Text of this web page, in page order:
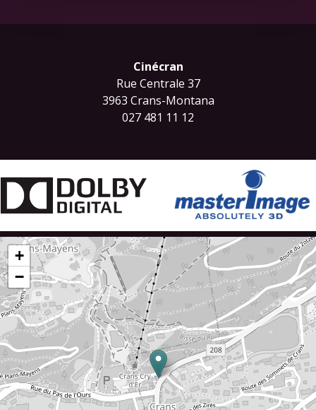
Cinécran
Rue Centrale 37
3963 Crans-Montana
027 481 11 12
+
−